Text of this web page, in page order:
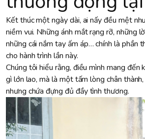
Kết thúc một ngày dài, ai nấy đều mệt
niềm vui. Những ánh mắt rạng rỡ, những
những cái nắm tay ấm áp… chính là phần
cho hành trình lần này.
Chúng tôi hiểu rằng, điều mình mang đến
gì lớn lao, mà là một tấm lòng chân
nhưng chứa đựng đủ đầy tình thương.